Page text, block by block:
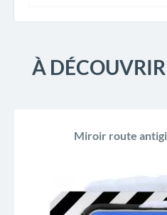
À
Miroir route